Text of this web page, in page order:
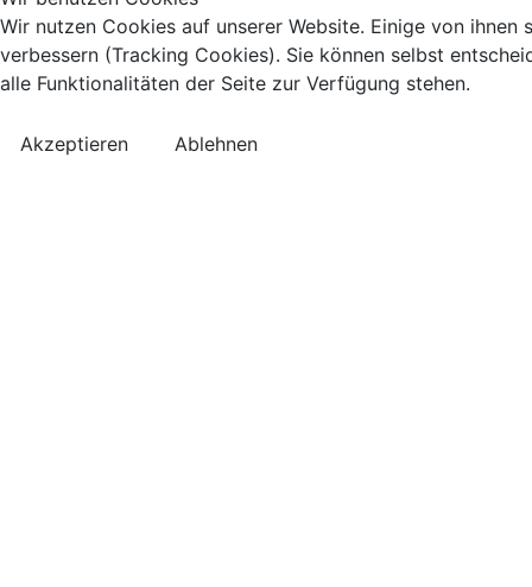
Wir nutzen Cookies auf unserer Website. Einige von
verbessern (Tracking Cookies). Sie können selbst
alle Funktionalitäten der Seite zur Verfügung stehen.
Akzeptieren Ablehnen